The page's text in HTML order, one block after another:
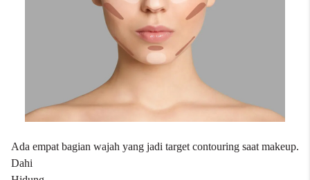
Ada empat bagian wajah yang jadi target contouring saat makeup.
Dahi